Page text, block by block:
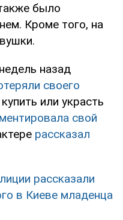
было
Кроме того, на
назад
своего
или украсть
свой
рассказал
рассказали
в Киеве младенца